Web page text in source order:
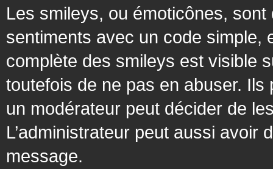
Les smileys, ou émoticônes,
sentiments avec un code simple,
complète des smileys est visible
toutefois de ne pas en abuser.
un modérateur peut décider de
L’administrateur peut aussi avoir
message.